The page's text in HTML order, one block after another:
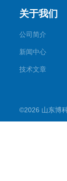
关于我们
公司简介
新闻中心
技术文章
©2026 山东博